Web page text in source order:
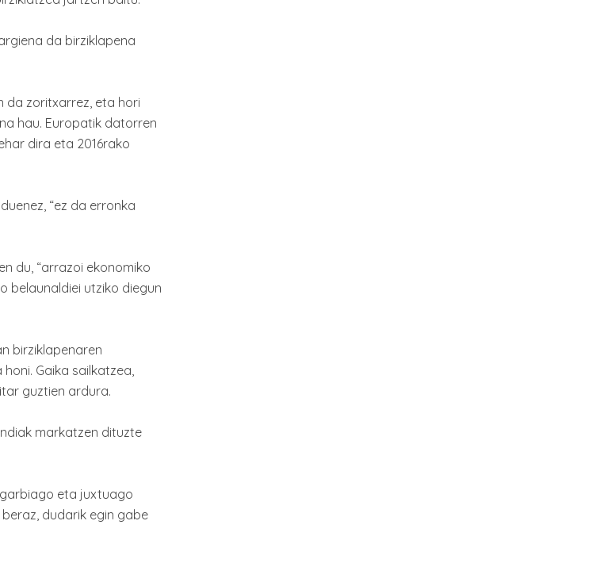
da birziklapena
da zoritxarrez, eta hori
hau. Europatik datorren
dira eta 2016rako
“ez da erronka
du, “arrazoi ekonomiko
belaunaldiei utziko diegun
birziklapenaren
Gaika sailkatzea,
guztien ardura.
markatzen dituzte
eta juxtuago
dudarik egin gabe